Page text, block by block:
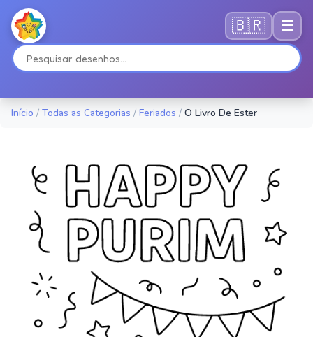
🇧🇷 ☰
Início / Todas as Categorias / Feriados / O Livro De Ester